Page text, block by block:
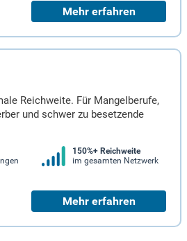
Mehr erfahren
Reichweite. Für Mangelberufe,
und schwer zu besetzende
150%+ Reichweite
im gesamten Netzwerk
Mehr erfahren